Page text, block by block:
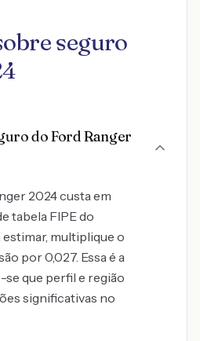
seguro
do Ford Ranger
2024 custa em
tabela FIPE do
multiplique o
por 0,027. Essa é a
se que perfil e região
significativas no